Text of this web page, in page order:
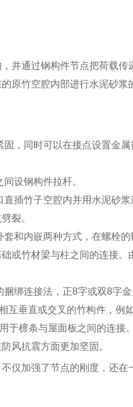
并通过钢构件节点把荷载传
原竹空腔内部进行水泥砂浆
，同时可以在接点设置金
设钢构件拉杆。
插竹子空腔内并用水泥砂浆
裂。
和内嵌两种方式，在螺栓的
或竹材梁与柱之间的连接。
绑连接法，正8字或双8字
互垂直或交叉的竹构件，例
于檩条与屋面板之间的连接。
风抗震方面更加坚固。
仅加强了节点的刚度，还在